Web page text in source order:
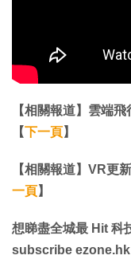
【相關報道】雲端
【下一頁】
【相關報道】​​​​​​​VR更
一頁】​​​​​​​​​​​​​​
想睇盡全城最 Hit 科
subscribe ezone.hk